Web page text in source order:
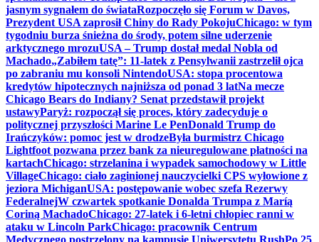
jasnym sygnałem do świataRozpoczęło się Forum w Davos,
Prezydent USA zaprosił Chiny do Rady PokojuChicago: w tym
tygodniu burza śnieżna do środy, potem silne uderzenie
arktycznego mrozuUSA – Trump dostał medal Nobla od
Machado„Zabiłem tatę”: 11-latek z Pensylwanii zastrzelił ojca
po zabraniu mu konsoli NintendoUSA: stopa procentowa
kredytów hipotecznych najniższa od ponad 3 latNa mecze
Chicago Bears do Indiany? Senat przedstawił projekt
ustawyParyż: rozpoczął się proces, który zadecyduje o
politycznej przyszłości Marine Le PenDonald Trump do
Irańczyków: pomoc jest w drodzeByła burmistrz Chicago
Lightfoot pozwana przez bank za nieuregulowane płatności na
kartachChicago: strzelanina i wypadek samochodowy w Little
VillageChicago: ciało zaginionej nauczycielki CPS wyłowione z
jeziora MichiganUSA: postępowanie wobec szefa Rezerwy
FederalnejW czwartek spotkanie Donalda Trumpa z Maríą
Coriną MachadoChicago: 27-latek i 6-letni chłopiec ranni w
ataku w Lincoln ParkChicago: pracownik Centrum
Medycznego postrzelony na kampusie Uniwersytetu RushPo 25